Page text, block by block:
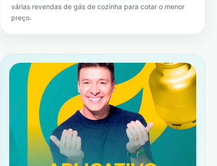
várias revendas de gás de cozinha para cotar o menor
preço.